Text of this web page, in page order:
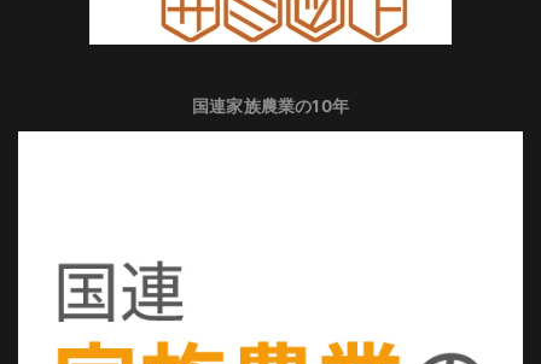
国連家族農業の10年